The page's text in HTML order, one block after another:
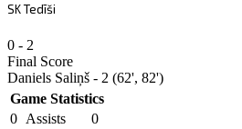
SK Tedīši
0 - 2
Final Score
Daniels Saliņš - 2 (62', 82')
Game Statistics
0 Assists 0